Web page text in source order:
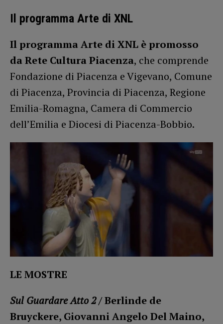
Il programma Arte di XNL
Il programma Arte di XNL è promosso
da Rete Cultura Piacenza, che comprende
Fondazione di Piacenza e Vigevano, Comune
di Piacenza, Provincia di Piacenza, Regione
Emilia-Romagna, Camera di Commercio
dell’Emilia e Diocesi di Piacenza-Bobbio.
LE MOSTRE
Sul Guardare Atto 2/ Berlinde de
Bruyckere, Giovanni Angelo Del Maino,